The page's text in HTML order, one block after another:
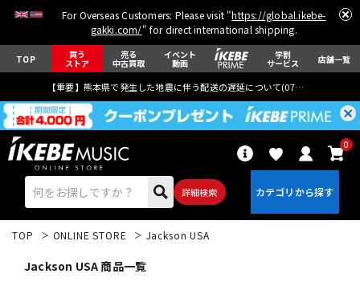
For Overseas Customers: Please visit "https://global.ikebe-
gakki.com/" for direct international shipping.
TOP 買う
ストア
売る
中古買取
イベント
動画
学割
サービス 店舗一覧
【重要】熊本県で発生した地震に伴う配送の遅延について(07月29日
詳細検索
0
TOP ONLINE STORE Jackson USA
Jackson USA 商品一覧